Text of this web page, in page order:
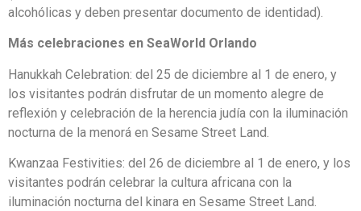
alcohólicas y deben presentar documento de identidad).
Más celebraciones en SeaWorld Orlando
Hanukkah Celebration: del 25 de diciembre al 1 de enero, y
los visitantes podrán disfrutar de un momento alegre de
reflexión y celebración de la herencia judía con la iluminación
nocturna de la menorá en Sesame Street Land.
Kwanzaa Festivities: del 26 de diciembre al 1 de enero, y los
visitantes podrán celebrar la cultura africana con la
iluminación nocturna del kinara en Sesame Street Land.